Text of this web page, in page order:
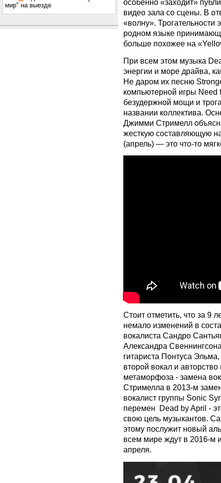
мир" на выезде
особенно «заходит»
видео зала со сцены. В
«волну».
родном языке
больше похожее на
При всем этом музыка
энергии и море драйва,
Не даром их песню
компьютерной игры Need
безудержной мощи и
названии коллектива.
Джимми Стримелл
жесткую составляющую
(апрель) — это что-то
Стоит отметить, что за 9
немало изменений в
вокалиста Сандро
Александра
гитариста Понтуса
второй вокал и
метаморфоза - замена
Стримелла в 2013-м
вокалист группы Sonic
перемен Dead by April -
свою цель музыкантов.
этому послужит новый
всем мире ждут в 2016-м
апреля.